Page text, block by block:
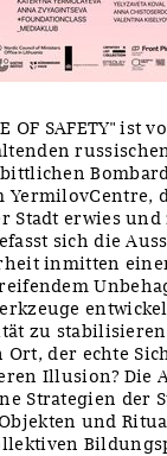
OF SAFETY" ist
Stadt erwies und
sich die
inmitten
zu
Ort, der echte
Illusion? Die
Strategien der
und